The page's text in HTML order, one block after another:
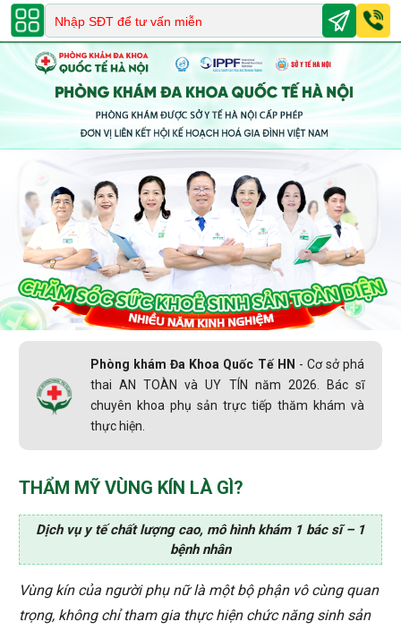
0243.678.8888-
Phòng khám Đa Khoa Quốc Tế HN - Cơ sở phá
thai AN TOÀN và UY TÍN năm 2026. Bác sĩ
chuyên khoa phụ sản trực tiếp thăm khám và
thực hiện.
THẨM MỸ VÙNG KÍN LÀ GÌ?
Dịch vụ y tế chất lượng cao, mô hình khám 1 bác sĩ – 1
bệnh nhân
Vùng kín của người phụ nữ là một bộ phận vô cùng quan
trọng, không chỉ tham gia thực hiện chức năng sinh sản